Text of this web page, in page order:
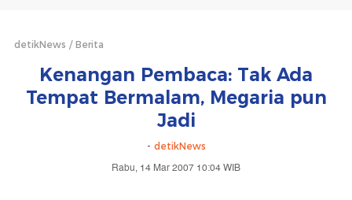
detikNews Berita
Kenangan Pembaca: Tak Ada
Tempat Bermalam, Megaria pun
Jadi
- detikNews
Rabu, 14 Mar 2007 10:04 WIB